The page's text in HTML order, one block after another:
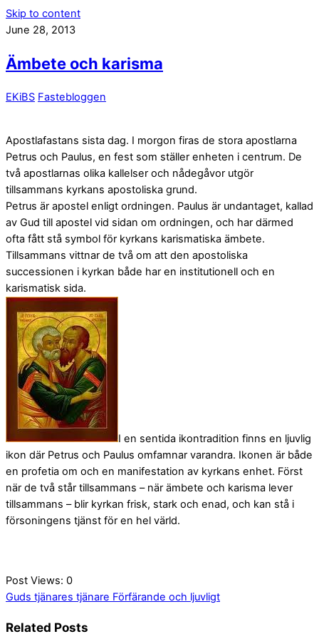
Skip to content
June 28, 2013
Ämbete och karisma
EKiBS Fastebloggen
Apostlafastans sista dag. I morgon firas de stora apostlarna
Petrus och Paulus, en fest som ställer enheten i centrum. De
två apostlarnas olika kallelser och nådegåvor utgör
tillsammans kyrkans apostoliska grund.
Petrus är apostel enligt ordningen. Paulus är undantaget, kallad
av Gud till apostel vid sidan om ordningen, och har därmed
ofta fått stå symbol för kyrkans karismatiska ämbete.
Tillsammans vittnar de två om att den apostoliska
successionen i kyrkan både har en institutionell och en
karismatisk sida.
I en sentida ikontradition finns en ljuvlig
ikon där Petrus och Paulus omfamnar varandra. Ikonen är både
en profetia om och en manifestation av kyrkans enhet. Först
när de två står tillsammans – när ämbete och karisma lever
tillsammans – blir kyrkan frisk, stark och enad, och kan stå i
försoningens tjänst för en hel värld.
Post Views: 0
Guds tjänares tjänare Förfärande och ljuvligt
Related Posts